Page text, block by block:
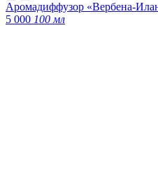
Аромадиффузор «Вербена-
5 000 100 мл